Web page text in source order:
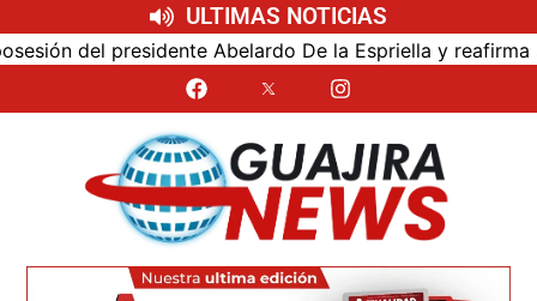
ULTIMAS NOTICIAS
del presidente Abelardo De la Espriella y reafirma su